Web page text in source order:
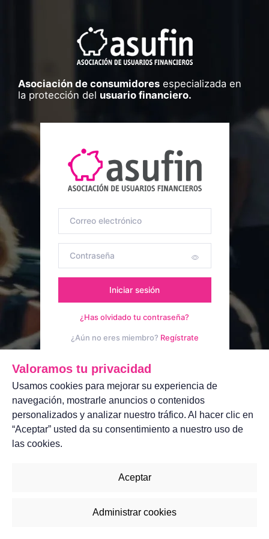
Asociación de consumidores especializada en
la protección del usuario financiero.
Iniciar sesión
¿Has olvidado tu contraseña?
¿Aún no eres miembro? Regístrate
Valoramos tu privacidad
Usamos cookies para mejorar su experiencia de
navegación, mostrarle anuncios o contenidos
personalizados y analizar nuestro tráfico. Al hacer clic en
“Aceptar” usted da su consentimiento a nuestro uso de
las cookies.
Aceptar
Administrar cookies